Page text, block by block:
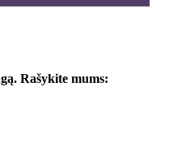
Rašykite mums: